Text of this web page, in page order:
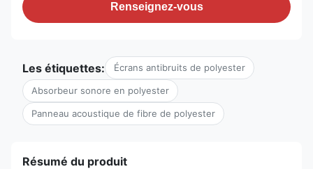
Renseignez-vous
Les étiquettes: Écrans antibruits de polyester
Absorbeur sonore en polyester
Panneau acoustique de fibre de polyester
Résumé du produit